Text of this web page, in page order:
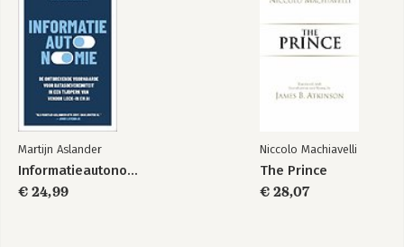
Martijn Aslander
Informatieautonomie
€ 24,99
Niccolo Machiavelli
The Prince
€ 28,07